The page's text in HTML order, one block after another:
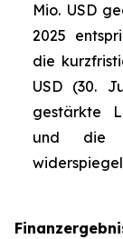
Mio. USD
2025
die
USD (30.
gestärkte
und die